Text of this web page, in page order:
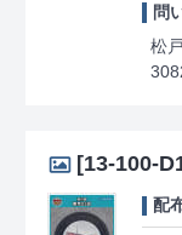
問
松
[13-100-
配